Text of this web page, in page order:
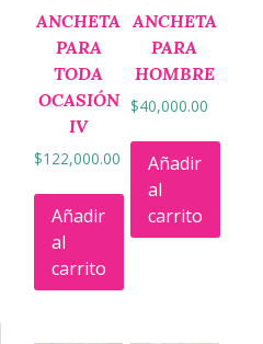
ANCHETA
PARA
TODA
OCASIÓN
IV
$122,000.00
Añadir
al
carrito
ANCHETA
PARA
HOMBRE
$40,000.00
Añadir
al
carrito